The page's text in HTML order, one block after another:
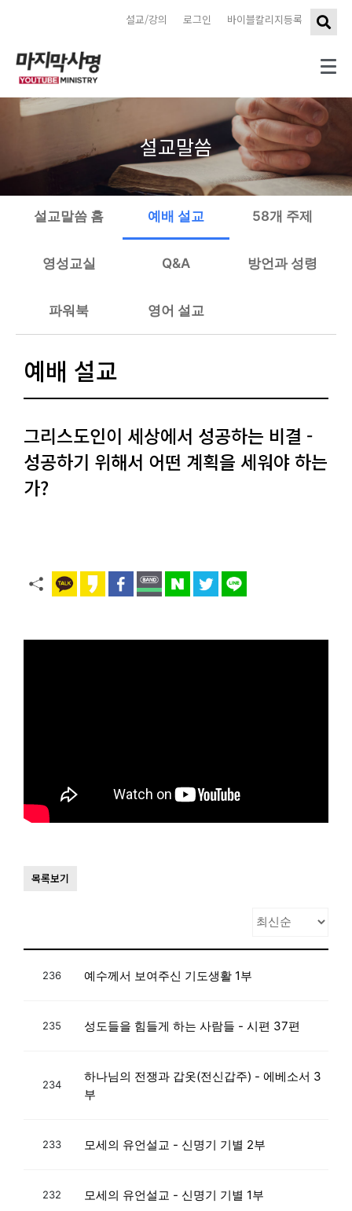
바이블칼리지등록
로그인
설교/강의
설교말씀
설교말씀 홈 예배 설교 58개 주제
영성교실 Q&A 방언과 성령
파워북 영어 설교
예배 설교
그리스도인이 세상에서 성공하는 비결 -
성공하기 위해서 어떤 계획을 세워야 하는
가?
목록보기
236 예수께서 보여주신 기도생활 1부
235 성도들을 힘들게 하는 사람들 - 시편 37편
234
하나님의 전쟁과 갑옷(전신갑주) - 에베소서 3
부
233 모세의 유언설교 - 신명기 기별 2부
232 모세의 유언설교 - 신명기 기별 1부